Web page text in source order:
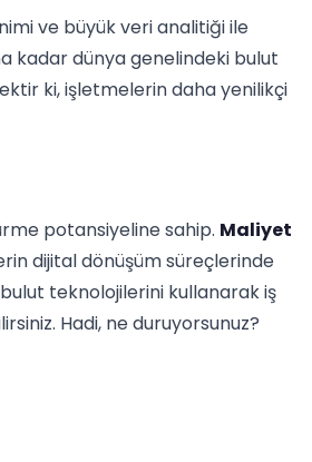
ve büyük veri analitiği ile
kadar dünya genelindeki bulut
ki, işletmelerin daha yenilikçi
potansiyeline sahip. Maliyet
dijital dönüşüm süreçlerinde
teknolojilerini kullanarak iş
Hadi, ne duruyorsunuz?